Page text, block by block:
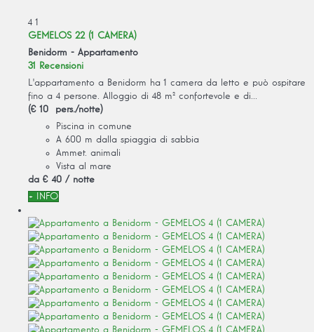
4 1
GEMELOS 22 (1 CAMERA)
Benidorm - Appartamento
31 Recensioni
L'appartamento a Benidorm ha 1 camera da letto e può ospitare
fino a 4 persone. Alloggio di 48 m² confortevole e di...
(€ 10 pers./notte)
Piscina in comune
A 600 m dalla spiaggia di sabbia
Ammet. animali
Vista al mare
da € 40 / notte
+ INFO